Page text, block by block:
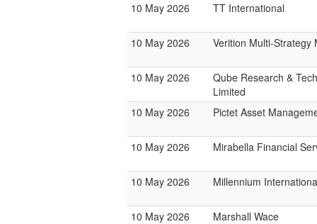
10 May 2026 TT International
10 May 2026 Verition Multi-Strategy
10 May 2026
Qube Research &
Limited
10 May 2026
Pictet Asset
10 May 2026 Mirabella Financial
10 May 2026 Millennium
10 May 2026 Marshall Wace